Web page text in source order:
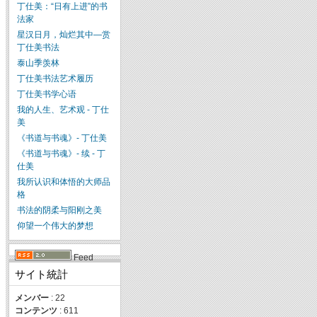
丁仕美：“日有上进”的书
法家
星汉日月，灿烂其中—赏
丁仕美书法
泰山季羡林
丁仕美书法艺术履历
丁仕美书学心语
我的人生、艺术观 - 丁仕
美
《书道与书魂》- 丁仕美
《书道与书魂》- 续 - 丁
仕美
我所认识和体悟的大师品
格
书法的阴柔与阳刚之美
仰望一个伟大的梦想
Feed
サイト統計
メンバー : 22
コンテンツ : 611